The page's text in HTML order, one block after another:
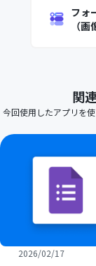
フォ
（
関
今回使用したアプリを
2026/02/17